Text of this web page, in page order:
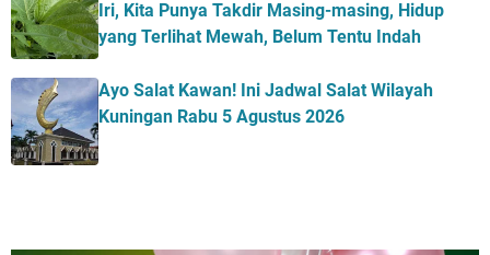
Iri, Kita Punya Takdir Masing-masing, Hidup
yang Terlihat Mewah, Belum Tentu Indah
Ayo Salat Kawan! Ini Jadwal Salat Wilayah
Kuningan Rabu 5 Agustus 2026